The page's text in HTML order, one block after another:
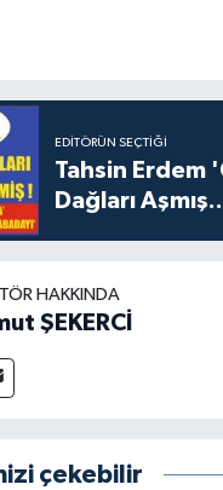
EDITÖRÜN SEÇTIĞI
Tahsin Erdem
Dağları
HAKKINDA
ŞEKERCİ
çekebilir